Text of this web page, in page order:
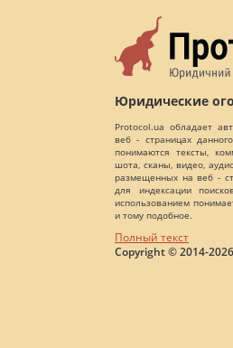
Юридические
Protocol.ua обладает
веб - страницах
понимаются тексты,
шота, сканы, видео,
размещенных на веб -
для индексации
использованием
и тому подобное.
Полный текст
Copyright © 2014-